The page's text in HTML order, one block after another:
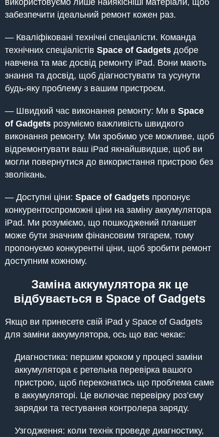
забезпечити ідеальний ремонт кожен раз.
— Кваліфіковані технічні спеціалісти. Команда
технічних спеціалістів Space of Gadgets добре
навчена та має досвід ремонту iPad. Вони мають
знання та досвід, щоб діагностувати та усунути
будь-яку проблему з вашим пристроєм.
— Швидкий час виконання ремонту: Ми в Space
of Gadgets розуміємо важливість швидкого
виконання ремонту. Ми зробимо усе можливе, щоб
відремонтувати ваш iPad якнайшвидше, щоб ви
могли повернутися до використання пристрою без
зволікань.
— Доступні ціни: Space of Gadgets пропонує
конкурентоспроможні ціни на заміну аккумулятора
iPad. Ми розуміємо, що пошкоджений планшет
може бути значним фінансовим тягарем, тому
пропонуємо конкурентні ціни, щоб зробити ремонт
доступним кожному.
Заміна аккумулятора як це
відбувається в Space of Gadgets
Якщо ви принесете свій iPad у Space of Gadgets
для заміни аккумулятора, ось що вас чекає:
Диагностика: першим кроком у процесі заміни
аккумулятора є ретельна перевірка вашого
пристрою, щоб переконатись що проблема саме
в аккумуляторі. Це включає перевірку роз’єму
зарядки та тестування контролера заряду.
Узгодження: коли технік проведе диагностику,